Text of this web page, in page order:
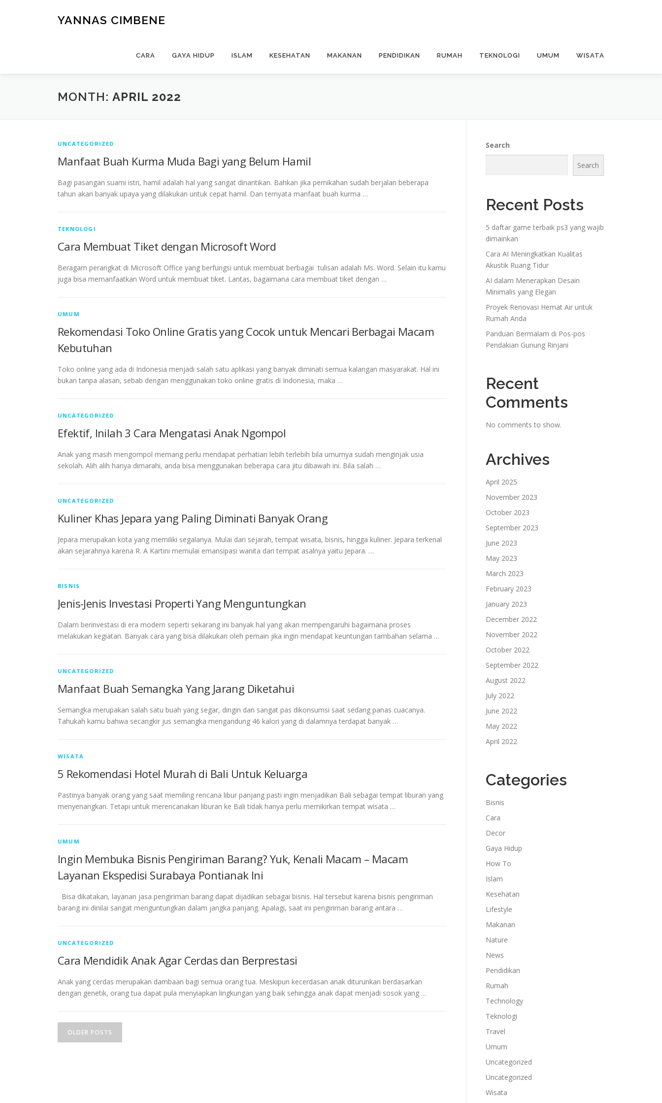
YANNAS CIMBENE
CARA GAYA HIDUP ISLAM KESEHATAN MAKANAN PENDIDIKAN RUMAH TEKNOLOGI UMUM WISATA
MONTH: APRIL 2022
UNCATEGORIZED
Manfaat Buah Kurma Muda Bagi yang Belum Hamil
Bagi pasangan suami istri, hamil adalah hal yang sangat dinantikan. Bahkan jika pernikahan sudah berjalan beberapa
tahun akan banyak upaya yang dilakukan untuk cepat hamil. Dan ternyata manfaat buah kurma …
TEKNOLOGI
Cara Membuat Tiket dengan Microsoft Word
Beragam perangkat di Microsoft Office yang berfungsi untuk membuat berbagai tulisan adalah Ms. Word. Selain itu kamu
juga bisa memanfaatkan Word untuk membuat tiket. Lantas, bagaimana cara membuat tiket dengan …
UMUM
Rekomendasi Toko Online Gratis yang Cocok untuk Mencari Berbagai Macam
Kebutuhan
Toko online yang ada di Indonesia menjadi salah satu aplikasi yang banyak diminati semua kalangan masyarakat. Hal ini
bukan tanpa alasan, sebab dengan menggunakan toko online gratis di Indonesia, maka …
UNCATEGORIZED
Efektif, Inilah 3 Cara Mengatasi Anak Ngompol
Anak yang masih mengompol memang perlu mendapat perhatian lebih terlebih bila umurnya sudah menginjak usia
sekolah. Alih alih hanya dimarahi, anda bisa menggunakan beberapa cara jitu dibawah ini. Bila salah …
UNCATEGORIZED
Kuliner Khas Jepara yang Paling Diminati Banyak Orang
Jepara merupakan kota yang memiliki segalanya. Mulai dari sejarah, tempat wisata, bisnis, hingga kuliner. Jepara terkenal
akan sejarahnya karena R. A Kartini memulai emansipasi wanita dari tempat asalnya yaitu Jepara. …
BISNIS
Jenis-Jenis Investasi Properti Yang Menguntungkan
Dalam berinvestasi di era modern seperti sekarang ini banyak hal yang akan mempengaruhi bagaimana proses
melakukan kegiatan. Banyak cara yang bisa dilakukan oleh pemain jika ingin mendapat keuntungan tambahan selama …
UNCATEGORIZED
Manfaat Buah Semangka Yang Jarang Diketahui
Semangka merupakan salah satu buah yang segar, dingin dan sangat pas dikonsumsi saat sedang panas cuacanya.
Tahukah kamu bahwa secangkir jus semangka mengandung 46 kalori yang di dalamnya terdapat banyak …
WISATA
5 Rekomendasi Hotel Murah di Bali Untuk Keluarga
Pastinya banyak orang yang saat memiling rencana libur panjang pasti ingin menjadikan Bali sebagai tempat liburan yang
menyenangkan. Tetapi untuk merencanakan liburan ke Bali tidak hanya perlu memikirkan tempat wisata …
UMUM
Ingin Membuka Bisnis Pengiriman Barang? Yuk, Kenali Macam – Macam
Layanan Ekspedisi Surabaya Pontianak Ini
Bisa dikatakan, layanan jasa pengiriman barang dapat dijadikan sebagai bisnis. Hal tersebut karena bisnis pengiriman
barang ini dinilai sangat menguntungkan dalam jangka panjang. Apalagi, saat ini pengiriman barang antara …
UNCATEGORIZED
Cara Mendidik Anak Agar Cerdas dan Berprestasi
Anak yang cerdas merupakan dambaan bagi semua orang tua. Meskipun kecerdasan anak diturunkan berdasarkan
dengan genetik, orang tua dapat pula menyiapkan lingkungan yang baik sehingga anak dapat menjadi sosok yang …
P
oOLDER POSTS
Search
Search
Recent Posts
5 daftar game terbaik ps3 yang wajib
dimainkan
Cara AI Meningkatkan Kualitas
Akustik Ruang Tidur
AI dalam Menerapkan Desain
Minimalis yang Elegan
Proyek Renovasi Hemat Air untuk
Rumah Anda
Panduan Bermalam di Pos-pos
Pendakian Gunung Rinjani
Recent
Comments
No comments to show.
Archives
April 2025
November 2023
October 2023
September 2023
June 2023
May 2023
March 2023
February 2023
January 2023
December 2022
November 2022
October 2022
September 2022
August 2022
July 2022
June 2022
May 2022
April 2022
Categories
Bisnis
Cara
Decor
Gaya Hidup
How To
Islam
Kesehatan
Lifestyle
Makanan
Nature
News
Pendidikan
Rumah
Technology
Teknologi
Travel
Umum
Uncategorized
Uncategorized
Wisata